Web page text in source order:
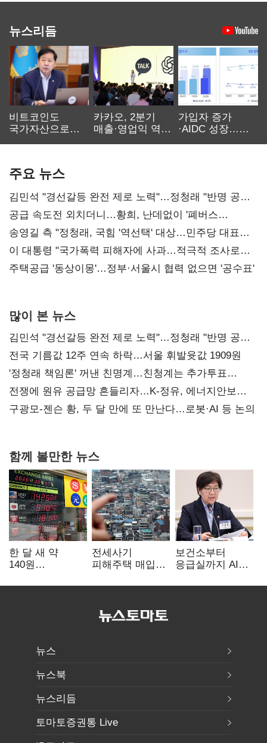
뉴스리듬
비트코인도
국가자산으로…'
카카오, 2분기
매출·영업익 역대
가입자 증가
·AIDC 성장…
주요 뉴스
김민석 "경선갈등 완전 제로 노력"…정청래 "반명 공세
사과부터"
공급 속도전 외치더니…황희, 난데없이 '폐버스
리모델링' 제안
송영길 측 "정청래, 국힘 '역선택' 대상…민주당 대표로
총선 지휘 못해"
이 대통령 "국가폭력 피해자에 사과…적극적 조사로
진실 밝혀야"
주택공급 '동상이몽'…정부·서울시 협력 없으면 '공수표'
많이 본 뉴스
김민석 "경선갈등 완전 제로 노력"…정청래 "반명 공세
사과부터"
전국 기름값 12주 연속 하락…서울 휘발윳값 1909원
'정청래 책임론' 꺼낸 친명계…친청계는 추가투표
때리기
전쟁에 원유 공급망 흔들리자…K-정유, 에너지안보
핵심으로 재부상
구광모-젠슨 황, 두 달 만에 또 만난다…로봇·AI 등 논의
함께 볼만한 뉴스
한 달 새 약
140원
엔저'에 원화
전세사기
피해주택 매입
누적 피해자
보건소부터
응급실까지 AI
혁신 본격화
뉴스
뉴스북
뉴스리듬
토마토증권통 Live